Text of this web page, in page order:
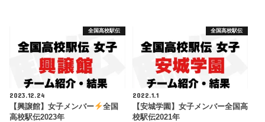
全国高校駅伝
2023.12.24
【興譲館】女子メンバー
全国
高校駅伝2023年
全国高校駅伝
2022.1.1
【安城学園】女子メンバー全国高
校駅伝2021年